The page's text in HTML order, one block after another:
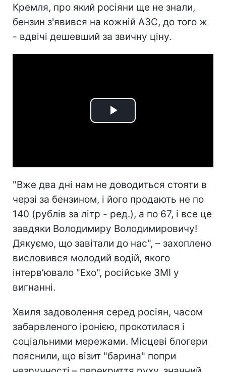
Кремля, про який росіяни ще не знали,
бензин з'явився на кожній АЗС, до того ж
- вдвічі дешевший за звичну ціну.
Play
"Вже два дні нам не доводиться стояти в
черзі за бензином, і його продають не по
140 (рублів за літр - ред.), а по 67, і все це
завдяки Володимиру Володимировичу!
Дякуємо, що завітали до нас", – захоплено
висловився молодий водій, якого
інтерв’ювало "Ехо", російське ЗМІ у
вигнанні.
Хвиля задоволення серед росіян, часом
забарвленого іронією, прокотилася і
соціальними мережами. Місцеві блогери
пояснили, що візит "барина" попри